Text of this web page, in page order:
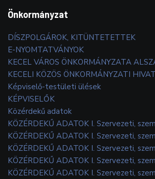
Önkormányzat
DÍSZPOLGÁROK, KITÜNTETETTEK
E-NYOMTATVÁNYOK
KECEL VÁROS ÖNKORMÁNYZATA
KECELI KÖZÖS ÖNKORMÁNYZATI
Képviselő-testületi ülések
KÉPVISELŐK
Közérdekű adatok
KÖZÉRDEKŰ ADATOK I. Szervezeti,
KÖZÉRDEKŰ ADATOK I. Szervezeti,
KÖZÉRDEKŰ ADATOK I. Szervezeti,
KÖZÉRDEKŰ ADATOK I. Szervezeti,
KÖZÉRDEKŰ ADATOK I. Szervezeti,